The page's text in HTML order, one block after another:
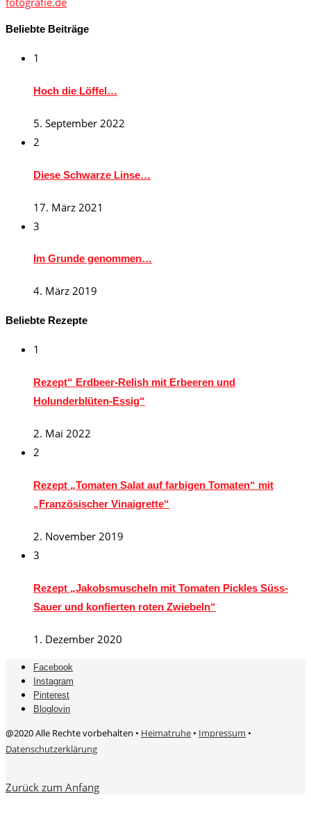
Beliebte Beiträge
1
Hoch die Löffel…
5. September 2022
2
Diese Schwarze Linse…
17. März 2021
3
Im Grunde genommen…
4. März 2019
Beliebte Rezepte
1
Rezept“ Erdbeer-Relish mit Erbeeren und
Holunderblüten-Essig“
2. Mai 2022
2
Rezept „Tomaten Salat auf farbigen Tomaten“ mit
„Französischer Vinaigrette“
2. November 2019
3
Rezept „Jakobsmuscheln mit Tomaten Pickles Süss-
Sauer und konfierten roten Zwiebeln“
1. Dezember 2020
Facebook
Instagram
Pinterest
Bloglovin
@2020 Alle Rechte vorbehalten • Heimatruhe • Impressum •
Datenschutzerklärung
Zurück zum Anfang